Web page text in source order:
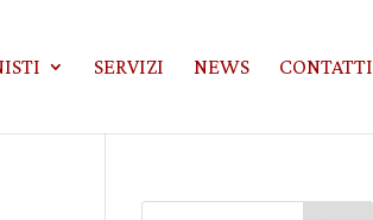
SERVIZI NEWS CONTATTI